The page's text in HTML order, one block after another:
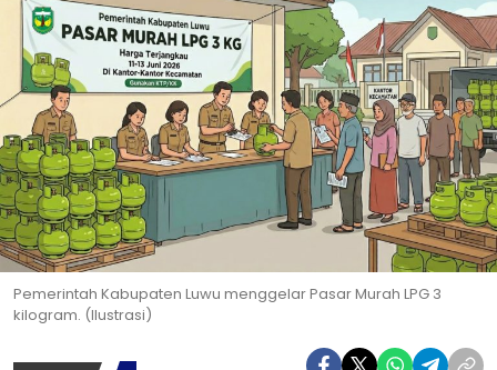
Pemerintah Kabupaten Luwu menggelar Pasar Murah LPG 3
kilogram. (Ilustrasi)